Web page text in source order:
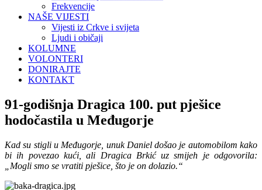
Frekvencije
NAŠE VIJESTI
Vijesti iz Crkve i svijeta
Ljudi i običaji
KOLUMNE
VOLONTERI
DONIRAJTE
KONTAKT
91-godišnja Dragica 100. put pješice
hodočastila u Međugorje
Kad su stigli u Međugorje, unuk Daniel došao je automobilom kako
bi ih povezao kući, ali Dragica Brkić uz smijeh je odgovorila:
„Mogli smo se vratiti pješice, što je on dolazio.“